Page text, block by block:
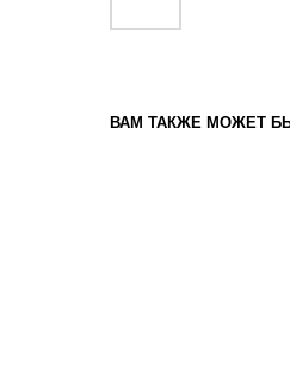
ВАМ ТАКЖЕ МОЖЕТ